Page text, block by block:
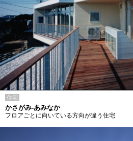
住宅
かさがみ-あみなか
フロアごとに向いている方向が違う住宅